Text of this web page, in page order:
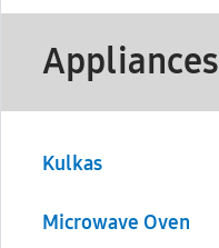
Appliances
Kulkas
Microwave Oven